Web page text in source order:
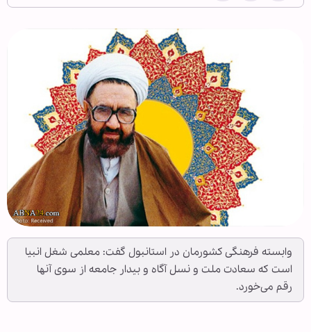
وابسته فرهنگی کشورمان در استانبول گفت: معلمی شغل انبیا
است که سعادت ملت و نسل آگاه و بیدار جامعه از سوی آنها
رقم می‌خورد.